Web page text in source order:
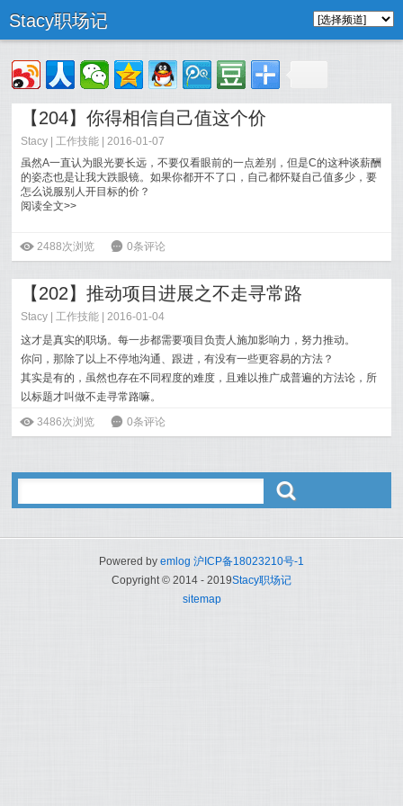
Stacy职场记
【204】你得相信自己值这个价
Stacy |工作技能 | 2016-01-07
虽然A一直认为眼光要长远，不要仅看眼前的一点差别，但是C的这种谈薪酬
的姿态也是让我大跌眼镜。如果你都开不了口，自己都怀疑自己值多少，要
怎么说服别人开目标的价？
阅读全文>>
ė 2488次浏览 6 0条评论
【202】推动项目进展之不走寻常路
Stacy |工作技能 | 2016-01-04
这才是真实的职场。每一步都需要项目负责人施加影响力，努力推动。
你问，那除了以上不停地沟通、跟进，有没有一些更容易的方法？
其实是有的，虽然也存在不同程度的难度，且难以推广成普遍的方法论，所
以标题才叫做不走寻常路嘛。
阅读全文>>
ė 3486次浏览 6 0条评论
ő
Powered by emlog 沪ICP备18023210号-1
Copyright © 2014 - 2019Stacy职场记
sitemap